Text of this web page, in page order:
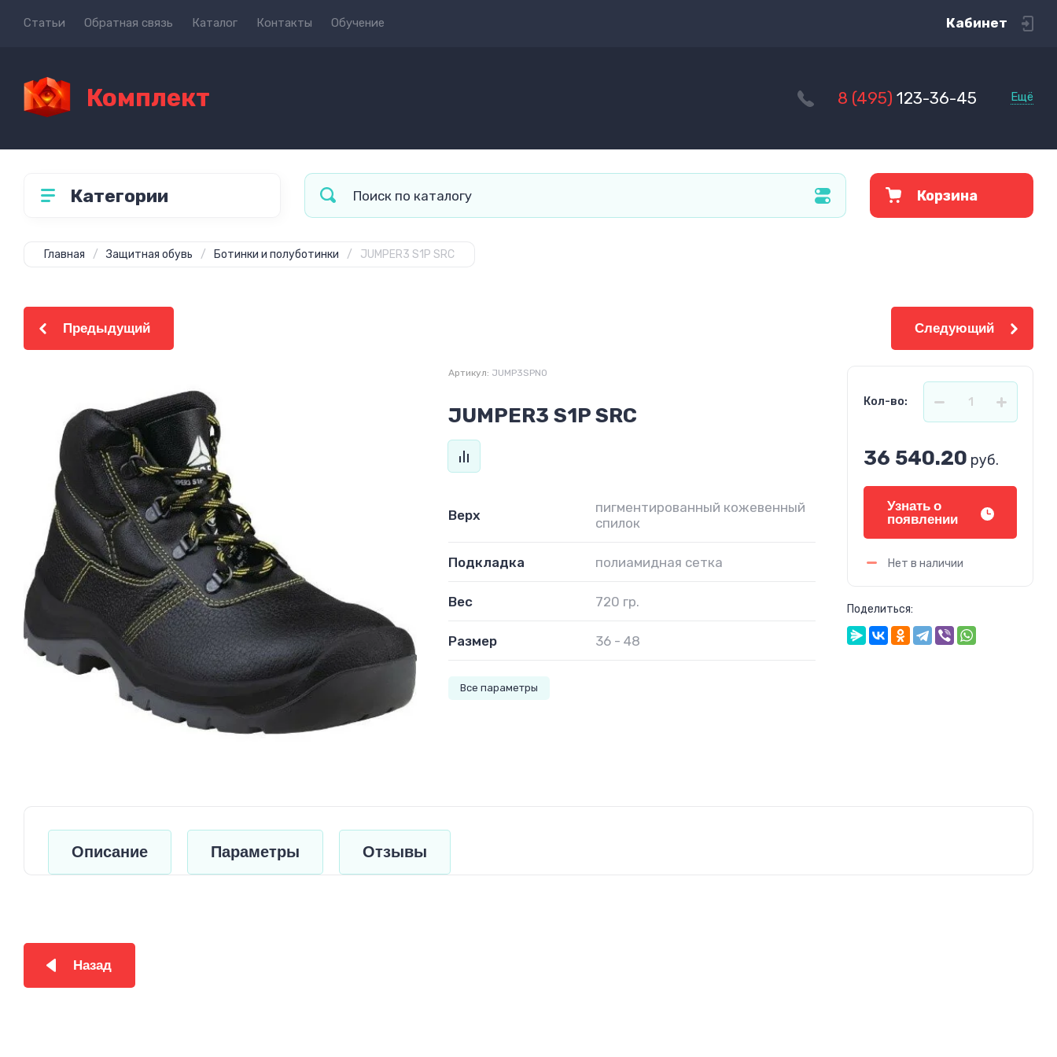
Статьи Обратная связь Каталог Контакты Обучение Кабинет
Комплект 8 (495) 123-36-45 Ещё
Категории Корзина
Главная / Защитная обувь / Ботинки и полуботинки / JUMPER3 S1P SRC
Предыдущий Следующий
Артикул: JUMP3SPNO
JUMPER3 S1P SRC
Верх
пигментированный кожевенный
спилок
Подкладка полиамидная сетка
Вес 720 гр.
Размер 36 - 48
Все параметры
Кол-во:
36 540.20 руб.
Узнать о
появлении
Нет в наличии
Поделиться:
Описание Параметры Отзывы
Назад